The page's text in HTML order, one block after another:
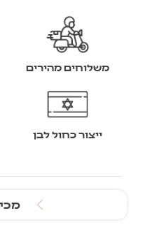
מכיל
משלוחים מהירים
ייצור כחול לבן